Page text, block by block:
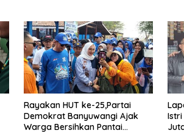
Rayakan HUT ke-25,Partai
Demokrat Banyuwangi Ajak
Warga Bersihkan Pantai
Istri